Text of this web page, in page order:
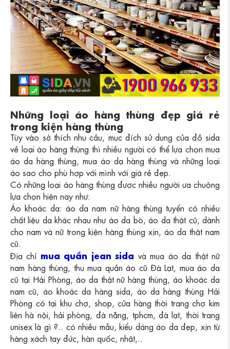
Những loại áo hàng thùng đẹp giá rẻ
trong kiện hàng thùng
Tùy vào sở thích nhu cầu, mục đích sử dụng của đồ sida
về loại áo hàng thùng thì nhiều người có thể lựa chọn mua
áo da hàng thùng, mua áo dạ hàng thùng và những loại
áo sao cho phù hợp với mình với giá rẻ đẹp.
Có những loại áo hàng thùng được nhiều người ưa chuộng
lựa chọn hiện nay như:
Áo khoác da: áo da nam nữ hàng thùng tuyển có nhiều
chất liệu da khác nhau như áo da bò, áo da thật cũ, dành
cho nam và nữ trong kiện hàng thùng xịn, áo da thật nam
cũ.
Địa chỉ mua quần jean sida và mua áo da thật nữ
nam hàng thùng, thu mua quần áo cũ Đà Lạt, mua áo da
cũ tại Hải Phòng, áo da thật nữ hàng thùng, áo khoác da
nam cũ, áo khoác da hàng sida, áo da hàng thùng Hải
Phòng có tại khu chợ, shop, cửa hàng thời trang chợ kim
liên hà nội, hải phòng, đà nẵng, tphcm, đà lạt, thời trang
unisex là gì ?.. có nhiều mẫu, kiểu dáng áo da đẹp, xịn từ
hàng xách tay đức, hàn quốc, nhật,..